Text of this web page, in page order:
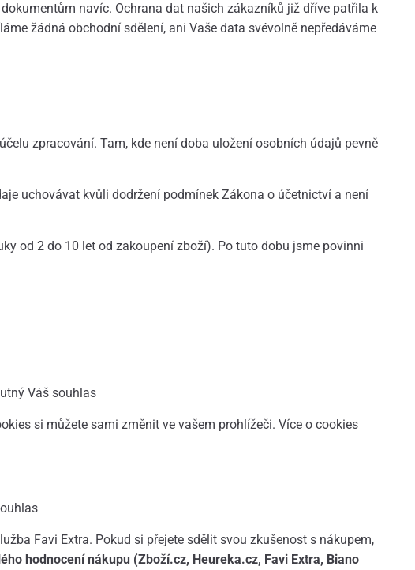
navíc. Ochrana dat našich zákazníků již dříve patřila k
žádná obchodní sdělení, ani Vaše data svévolně nepředáváme
zpracování. Tam, kde není doba uložení osobních údajů pevně
uchovávat kvůli dodržení podmínek Zákona o účetnictví a není
od 2 do 10 let od zakoupení zboží). Po tuto dobu jsme povinni
Váš souhlas
si můžete sami změnit ve vašem prohlížeči. Více o cookies
Favi Extra. Pokud si přejete sdělit svou zkušenost s nákupem,
hodnocení nákupu (Zboží.cz, Heureka.cz, Favi Extra, Biano